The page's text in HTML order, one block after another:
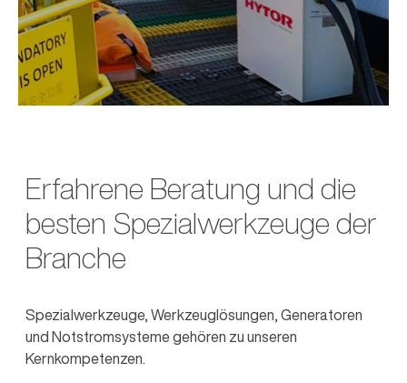
Erfahrene Beratung und die
besten Spezialwerkzeuge der
Branche
Spezialwerkzeuge, Werkzeuglösungen, Generatoren
und Notstromsysteme gehören zu unseren
Kernkompetenzen.